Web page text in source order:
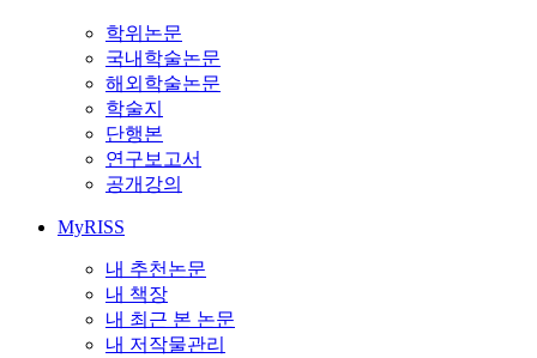
학위논문
국내학술논문
해외학술논문
학술지
단행본
연구보고서
공개강의
MyRISS
내 추천논문
내 책장
내 최근 본 논문
내 저작물관리